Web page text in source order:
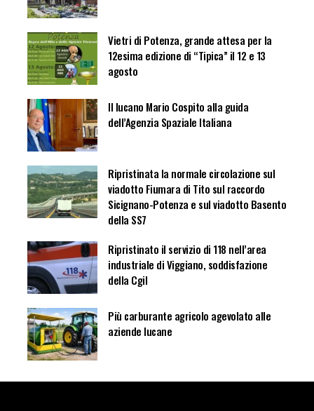
Vietri di Potenza, grande attesa per la
12esima edizione di “Tipica” il 12 e 13
agosto
Il lucano Mario Cospito alla guida
dell’Agenzia Spaziale Italiana
Ripristinata la normale circolazione sul
viadotto Fiumara di Tito sul raccordo
Sicignano-Potenza e sul viadotto Basento
della SS7
Ripristinato il servizio di 118 nell’area
industriale di Viggiano, soddisfazione
della Cgil
Più carburante agricolo agevolato alle
aziende lucane